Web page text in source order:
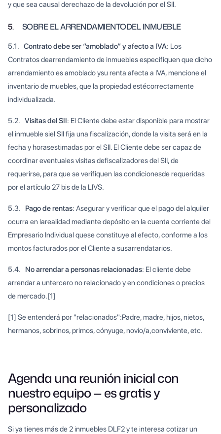
y que sea causal derechazo de la devolución por el SII.
5. SOBRE EL ARRENDAMIENTODEL INMUEBLE
5.1. Contrato debe ser “amoblado” y afecto a IVA: Los
Contratos dearrendamiento de inmuebles especifiquen que dicho
arrendamiento es amoblado ysu renta afecta a IVA, mencione el
inventario de muebles, que la propiedad estécorrectamente
individualizada.
5.2. Visitas del SII: El Cliente debe estar disponible para mostrar
el inmueble siel SII fija una fiscalización, donde la visita será en la
fecha y horasestimadas por el SII. El Cliente debe ser capaz de
coordinar eventuales visitas defiscalizadores del SII, de
requerirse, para que se verifiquen las condicionesde requeridas
por el artículo 27 bis de la LIVS.
5.3. Pago de rentas: Asegurar y verificar que el pago del alquiler
ocurra en larealidad mediante depósito en la cuenta corriente del
Empresario Individual quese constituye al efecto, conforme a los
montos facturados por el Cliente a susarrendatarios.
5.4. No arrendar a personas relacionadas: El cliente debe
arrendar a untercero no relacionado y en condiciones o precios
de mercado.[1]
[1] Se entenderá por "relacionados":Padre, madre, hijos, nietos,
hermanos, sobrinos, primos, cónyuge, novio/a,conviviente, etc.
Agenda una reunión inicial con
nuestro equipo — es gratis y
personalizado
Si ya tienes más de 2 inmuebles DLF2 y te interesa cotizar un